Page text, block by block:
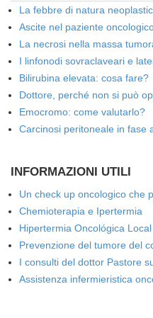
La febbre di natura
Ascite nel paziente
La necrosi nella massa
I linfonodi sovraclaveari e
Bilirubina elevata: cosa fare?
Dottore, perché non si può
Emocromo: come valutarlo?
Carcinosi peritoneale in fase
INFORMAZIONI UTILI
Un check up oncologico che
Chemioterapia e Ipertermia
Hipertermia Oncológica
Prevenzione del tumore del
I consulti del dottor Pastore
Assistenza infermieristica